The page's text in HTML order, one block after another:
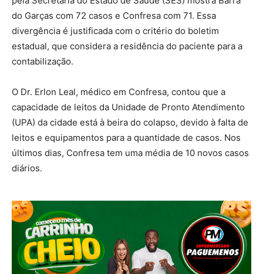
do Garças com 72 casos e Confresa com 71. Essa
divergência é justificada com o critério do boletim
estadual, que considera a residência do paciente para a
contabilização.
O Dr. Erlon Leal, médico em Confresa, contou que a
capacidade de leitos da Unidade de Pronto Atendimento
(UPA) da cidade está à beira do colapso, devido à falta de
leitos e equipamentos para a quantidade de casos. Nos
últimos dias, Confresa tem uma média de 10 novos casos
diários.